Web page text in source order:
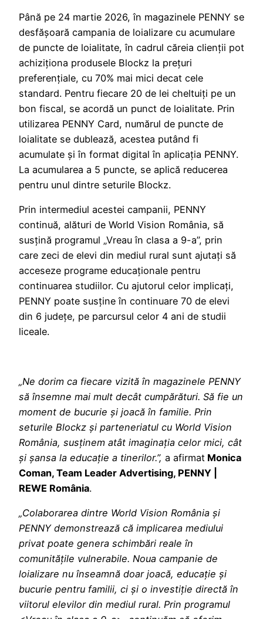
Până pe 24 martie 2026, în magazinele PENNY se
desfășoară campania de loializare cu acumulare
de puncte de loialitate, în cadrul căreia clienții pot
achiziționa produsele Blockz la prețuri
preferențiale, cu 70% mai mici decat cele
standard. Pentru fiecare 20 de lei cheltuiți pe un
bon fiscal, se acordă un punct de loialitate. Prin
utilizarea PENNY Card, numărul de puncte de
loialitate se dublează, acestea putând fi
acumulate și în format digital în aplicația PENNY.
La acumularea a 5 puncte, se aplică reducerea
pentru unul dintre seturile Blockz.
Prin intermediul acestei campanii, PENNY
continuă, alături de World Vision România, să
susțină programul „Vreau în clasa a 9-a”, prin
care zeci de elevi din mediul rural sunt ajutați să
acceseze programe educaționale pentru
continuarea studiilor. Cu ajutorul celor implicați,
PENNY poate susține în continuare 70 de elevi
din 6 județe, pe parcursul celor 4 ani de studii
liceale.
„Ne dorim ca fiecare vizită în magazinele PENNY
să însemne mai mult decât cumpărături. Să fie un
moment de bucurie și joacă în familie. Prin
seturile Blockz și parteneriatul cu World Vision
România, susținem atât imaginația celor mici, cât
și șansa la educație a tinerilor.”, a afirmat Monica
Coman, Team Leader Advertising, PENNY |
REWE România.
„Colaborarea dintre World Vision România și
PENNY demonstrează că implicarea mediului
privat poate genera schimbări reale în
comunitățile vulnerabile. Noua campanie de
loializare nu înseamnă doar joacă, educație și
bucurie pentru familii, ci și o investiție directă în
viitorul elevilor din mediul rural. Prin programul